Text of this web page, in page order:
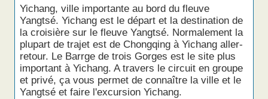
Yichang, ville importante au bord du fleuve
Yangtsé. Yichang est le départ et la destination de
la croisière sur le fleuve Yangtsé. Normalement la
plupart de trajet est de Chongqing à Yichang aller-
retour. Le Barrge de trois Gorges est le site plus
important à Yichang. A travers le circuit en groupe
et privé, ça vous permet de connaître la ville et le
Yangtsé et faire l'excursion Yichang.